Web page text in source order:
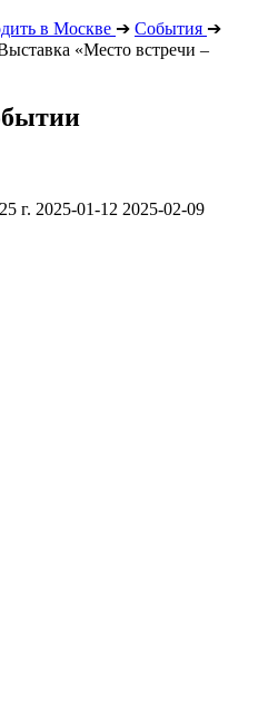
в Москве ➔ События ➔
«Место встречи –
г. 2025-01-12 2025-02-09